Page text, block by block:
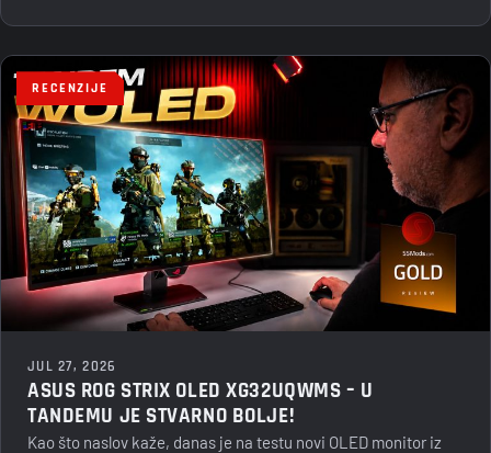
RECENZIJE
JUL 27, 2026
ASUS ROG STRIX OLED XG32UQWMS – U
TANDEMU JE STVARNO BOLJE!
Kao što naslov kaže, danas je na testu novi OLED monitor iz